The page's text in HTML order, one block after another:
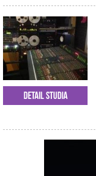
Detail studia